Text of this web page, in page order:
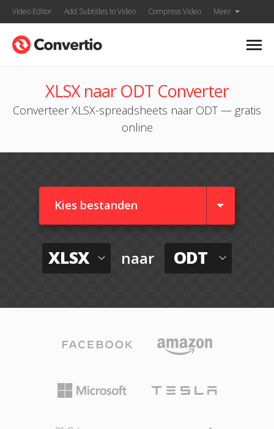
Video Editor Add Subtitles to Video Compress Video Meer
XLSX naar ODT Converter
Converteer XLSX-spreadsheets naar ODT — gratis
online
Kies bestanden
XLSX naar ODT